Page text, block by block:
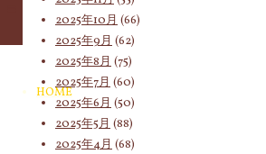
HOME
2025年10月 (66)
2025年9月 (62)
2025年8月 (75)
2025年7月 (60)
2025年6月 (50)
2025年5月 (88)
2025年4月 (68)